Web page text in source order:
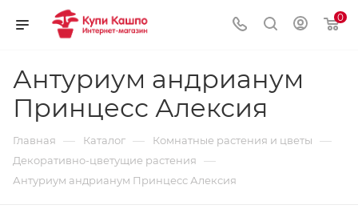
0
Антуриум андрианум
Принцесс Алексия
Главная — Каталог — Комнатные растения и цветы —
Декоративно-цветущие растения —
Антуриум андрианум Принцесс Алексия